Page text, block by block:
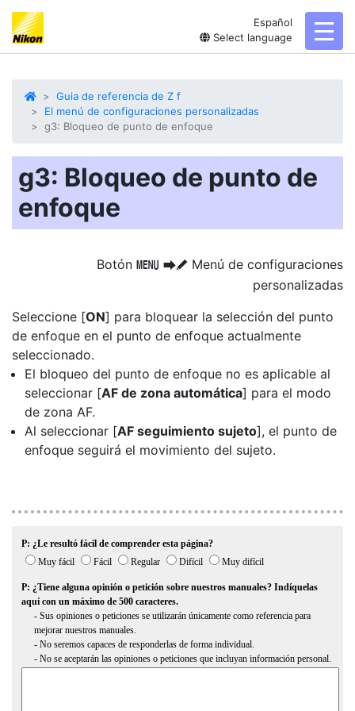
Español
Select language
Guia de referencia de Z f
El menú de configuraciones personalizadas
g3: Bloqueo de punto de enfoque
g3: Bloqueo de punto de
enfoque
Botón G UA Menú de configuraciones
personalizadas
Seleccione [ON] para bloquear la selección del punto
de enfoque en el punto de enfoque actualmente
seleccionado.
El bloqueo del punto de enfoque no es aplicable al
seleccionar [AF de zona automática] para el modo
de zona AF.
Al seleccionar [AF seguimiento sujeto], el punto de
enfoque seguirá el movimiento del sujeto.